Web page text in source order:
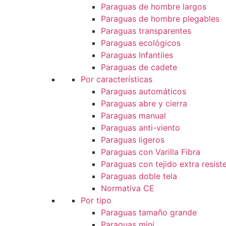
Paraguas de hombre largos
Paraguas de hombre plegables
Paraguas transparentes
Paraguas ecológicos
Paraguas Infantiles
Paraguas de cadete
Por características
Paraguas automáticos
Paraguas abre y cierra
Paraguas manual
Paraguas anti-viento
Paraguas ligeros
Paraguas con Varilla Fibra
Paraguas con tejido extra
Paraguas doble tela
Normativa CE
Por tipo
Paraguas tamaño grande